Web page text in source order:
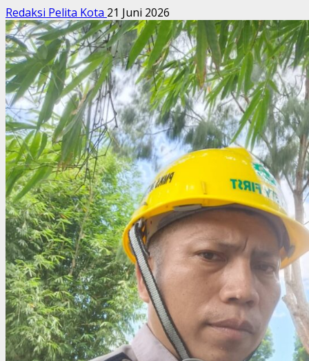
Redaksi Pelita Kota 21 Juni 2026